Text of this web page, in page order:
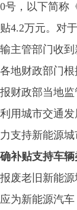
号，以下简
4.2万元。对
主管部门收
地财政部门
财政部当地
用城市交通
支持新能源
补贴支持车辆
废老旧新能
为新能源汽